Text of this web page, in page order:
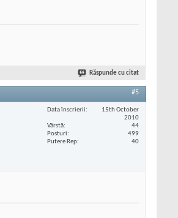
Răspunde cu citat
#5
Data înscrierii
15th October
2010
Vârstă
44
Posturi
499
Putere Rep
40